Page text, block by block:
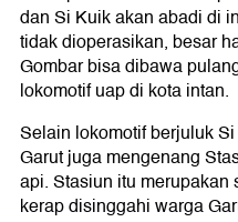
dan Si Kuik akan abadi di
tidak dioperasikan, besar
Gombar bisa dibawa
lokomotif uap di kota intan.
Selain lokomotif berjuluk
Garut juga mengenang
api. Stasiun itu merupakan
kerap disinggahi warga